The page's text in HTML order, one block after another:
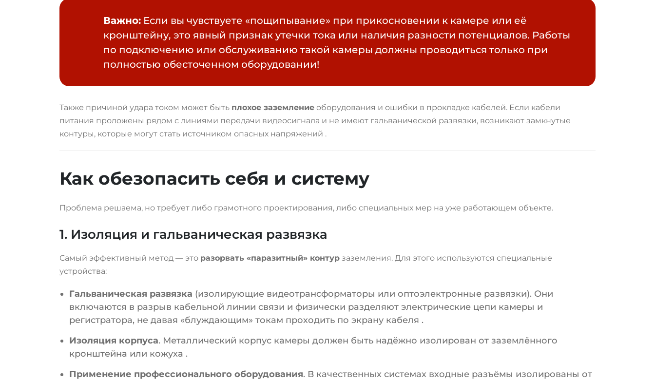
Важно: Если вы чувствуете «пощипывание» при прикосновении к камере или её
кронштейну, это явный признак утечки тока или наличия разности потенциалов. Работы
по подключению или обслуживанию такой камеры должны проводиться только при
полностью обесточенном оборудовании!
Также причиной удара током может быть плохое заземление оборудования и ошибки в прокладке кабелей. Если кабели
питания проложены рядом с линиями передачи видеосигнала и не имеют гальванической развязки, возникают замкнутые
контуры, которые могут стать источником опасных напряжений .
Как обезопасить себя и систему
Проблема решаема, но требует либо грамотного проектирования, либо специальных мер на уже работающем объекте.
1. Изоляция и гальваническая развязка
Самый эффективный метод — это разорвать «паразитный» контур заземления. Для этого используются специальные
устройства:
Гальваническая развязка (изолирующие видеотрансформаторы или оптоэлектронные развязки). Они
включаются в разрыв кабельной линии связи и физически разделяют электрические цепи камеры и
регистратора, не давая «блуждающим» токам проходить по экрану кабеля .
Изоляция корпуса. Металлический корпус камеры должен быть надёжно изолирован от заземлённого
кронштейна или кожуха .
Применение профессионального оборудования. В качественных системах входные разъёмы изолированы от